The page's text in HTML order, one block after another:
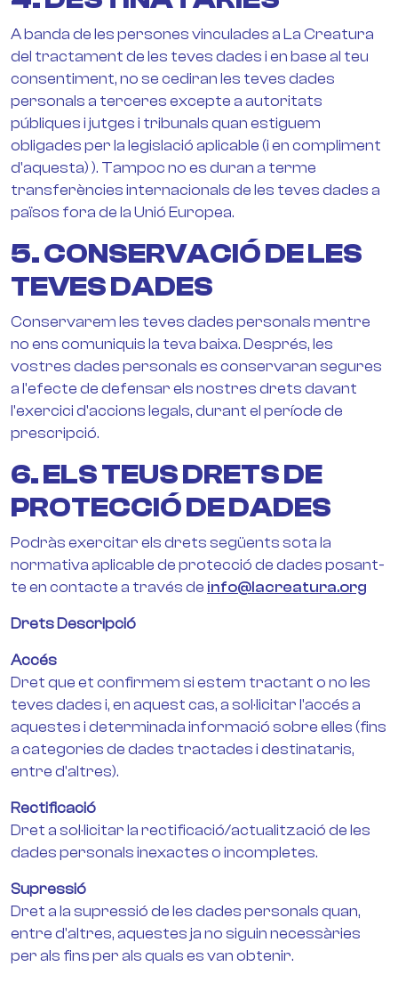
A banda de les persones vinculades a La Creatura
del tractament de les teves dades i en base al teu
consentiment, no se cediran les teves dades
personals a terceres excepte a autoritats
públiques i jutges i tribunals quan estiguem
obligades per la legislació aplicable (i en compliment
d'aquesta) ). Tampoc no es duran a terme
transferències internacionals de les teves dades a
països fora de la Unió Europea.
5. CONSERVACIÓ DE LES
TEVES DADES
Conservarem les teves dades personals mentre
no ens comuniquis la teva baixa. Després, les
vostres dades personals es conservaran segures
a l'efecte de defensar els nostres drets davant
l'exercici d'accions legals, durant el període de
prescripció.
6. ELS TEUS DRETS DE
PROTECCIÓ DE DADES
Podràs exercitar els drets següents sota la
normativa aplicable de protecció de dades posant-
te en contacte a través de info@lacreatura.org
Drets Descripció
Accés
Dret que et confirmem si estem tractant o no les
teves dades i, en aquest cas, a sol·licitar l'accés a
aquestes i determinada informació sobre elles (fins
a categories de dades tractades i destinataris,
entre d'altres).
Rectificació
Dret a sol·licitar la rectificació/actualització de les
dades personals inexactes o incompletes.
Supressió
Dret a la supressió de les dades personals quan,
entre d'altres, aquestes ja no siguin necessàries
per als fins per als quals es van obtenir.